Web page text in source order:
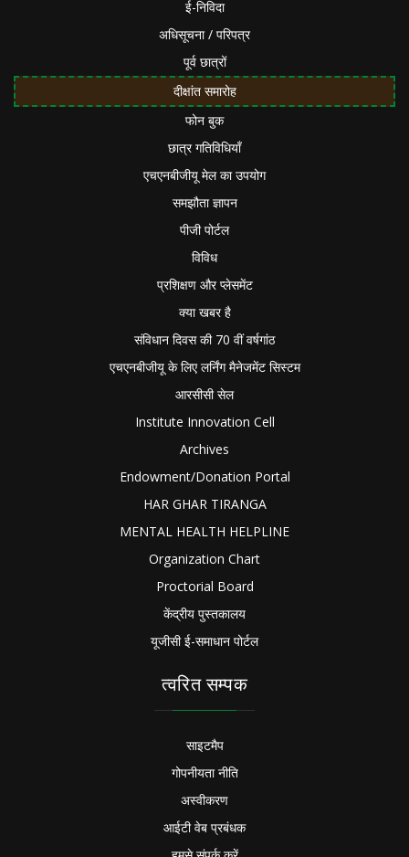
ई-निविदा
अधिसूचना / परिपत्र
पूर्व छात्रों
दीक्षांत समारोह
फोन बुक
छात्र गतिविधियाँ
एचएनबीजीयू मेल का उपयोग
समझौता ज्ञापन
पीजी पोर्टल
विविध
प्रशिक्षण और प्लेसमेंट
क्या खबर है
संविधान दिवस की 70 वीं वर्षगांठ
एचएनबीजीयू के लिए लर्निंग मैनेजमेंट सिस्टम
आरसीसी सेल
Institute Innovation Cell
Archives
Endowment/Donation Portal
HAR GHAR TIRANGA
MENTAL HEALTH HELPLINE
Organization Chart
Proctorial Board
केंद्रीय पुस्तकालय
यूजीसी ई-समाधान पोर्टल
त्वरित सम्पक
साइटमैप
गोपनीयता नीति
अस्वीकरण
आईटी वेब प्रबंधक